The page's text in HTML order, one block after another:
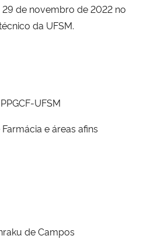
de novembro de 2022 no
da UFSM.
UFSM
e áreas afins
de Campos